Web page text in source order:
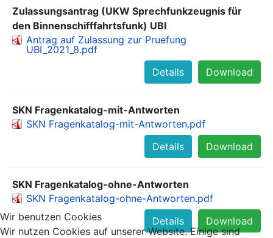
Zulassungsantrag (UKW Sprechfunkzeugnis für
den Binnenschifffahrtsfunk) UBI
Antrag auf Zulassung zur Pruefung
UBI_2021_8.pdf
Download
Details
SKN Fragenkatalog-mit-Antworten
SKN Fragenkatalog-mit-Antworten.pdf
Download
Details
SKN Fragenkatalog-ohne-Antworten
SKN Fragenkatalog-ohne-Antworten.pdf
Download
Details
Wir benutzen Cookies
Wir nutzen Cookies auf unserer Website. Einige sind